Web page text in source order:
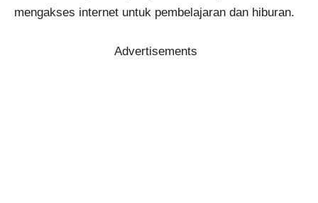
mengakses internet untuk pembelajaran dan hiburan.
Advertisements